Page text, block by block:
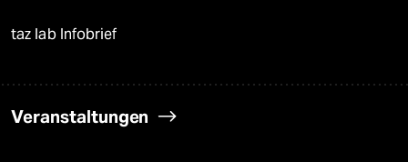
taz lab Infobrief
Veranstaltungen